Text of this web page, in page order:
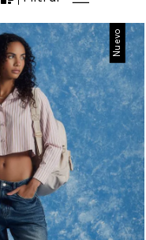
Nuevo